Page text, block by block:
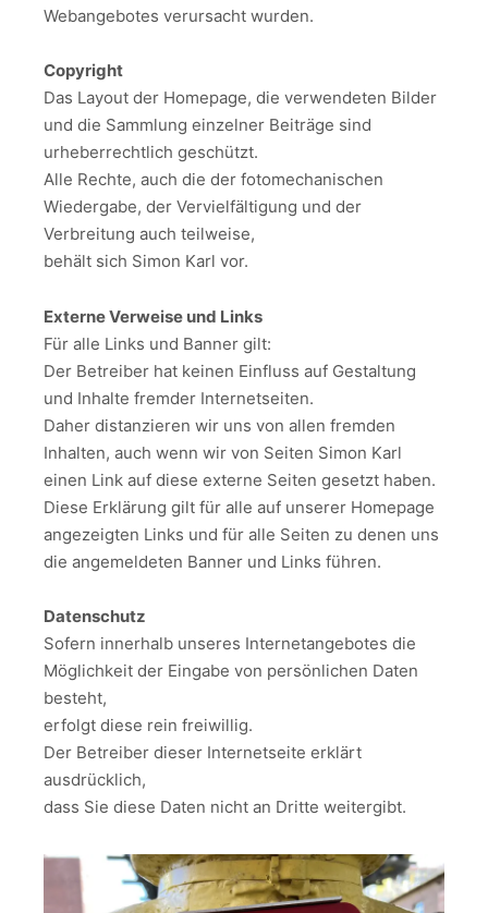
Webangebotes verursacht wurden.
Copyright
Das Layout der Homepage, die verwendeten Bilder
und die Sammlung einzelner Beiträge sind
urheberrechtlich geschützt.
Alle Rechte, auch die der fotomechanischen
Wiedergabe, der Vervielfältigung und der
Verbreitung auch teilweise,
behält sich Simon Karl vor.
Externe Verweise und Links
Für alle Links und Banner gilt:
Der Betreiber hat keinen Einfluss auf Gestaltung
und Inhalte fremder Internetseiten.
Daher distanzieren wir uns von allen fremden
Inhalten, auch wenn wir von Seiten Simon Karl
einen Link auf diese externe Seiten gesetzt haben.
Diese Erklärung gilt für alle auf unserer Homepage
angezeigten Links und für alle Seiten zu denen uns
die angemeldeten Banner und Links führen.
Datenschutz
Sofern innerhalb unseres Internetangebotes die
Möglichkeit der Eingabe von persönlichen Daten
besteht,
erfolgt diese rein freiwillig.
Der Betreiber dieser Internetseite erklärt
ausdrücklich,
dass Sie diese Daten nicht an Dritte weitergibt.